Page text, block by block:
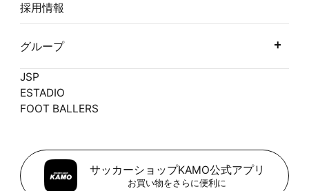
採用情報
グループ
JSP
ESTADIO
FOOT BALLERS
サッカーショップKAMO公式アプリ
お買い物をさらに便利に